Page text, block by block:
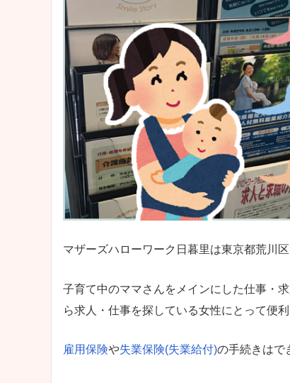
マザーズハローワーク日暮里は東京都荒川
子育て中のママさんをメインにした仕事・
ら求人・仕事を探している女性にとって便
雇用保険や失業保険(失業給付)の手続きはで